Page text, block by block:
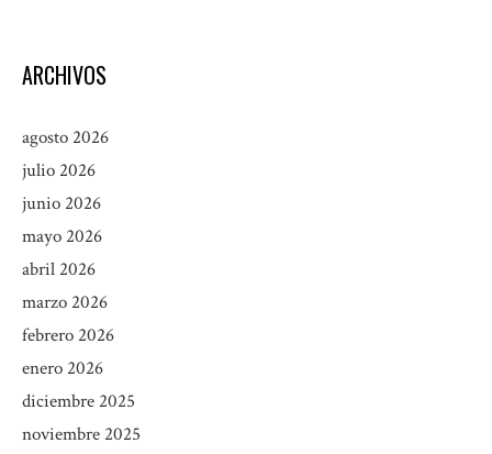
ARCHIVOS
agosto 2026
julio 2026
junio 2026
mayo 2026
abril 2026
marzo 2026
febrero 2026
enero 2026
diciembre 2025
noviembre 2025